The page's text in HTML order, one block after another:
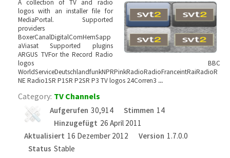
A collection of TV and radio
logos with an installer file for
MediaPortal. Supported
providers
BoxerCanalDigitalComHemSapp
aViasat Supported plugins
ARGUS TVFor the Record Radio
logos BBC
WorldServiceDeutschlandfunkNPRPinkRadioRadioFranceintRaiRadioR
NE Radio1SR P1SR P2SR P3 TV logos 24Corren3 ...
Category: TV Channels
Aufgerufen 30,914 Stimmen 14
Hinzugefügt 26 April 2011
Aktualisiert 16 Dezember 2012 Version 1.7.0.0
Status Stable